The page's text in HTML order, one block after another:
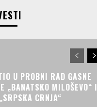
U PROBNI RAD GASNE
„BANATSKO MILOŠEVO“ I
„SRPSKA CRNJA“